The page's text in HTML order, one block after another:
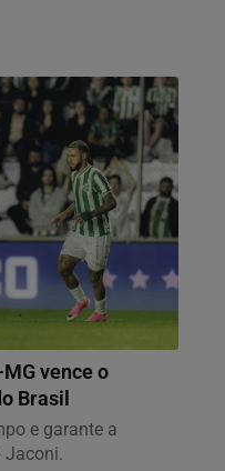
MG vence o
Brasil
e garante a
Jaconi.